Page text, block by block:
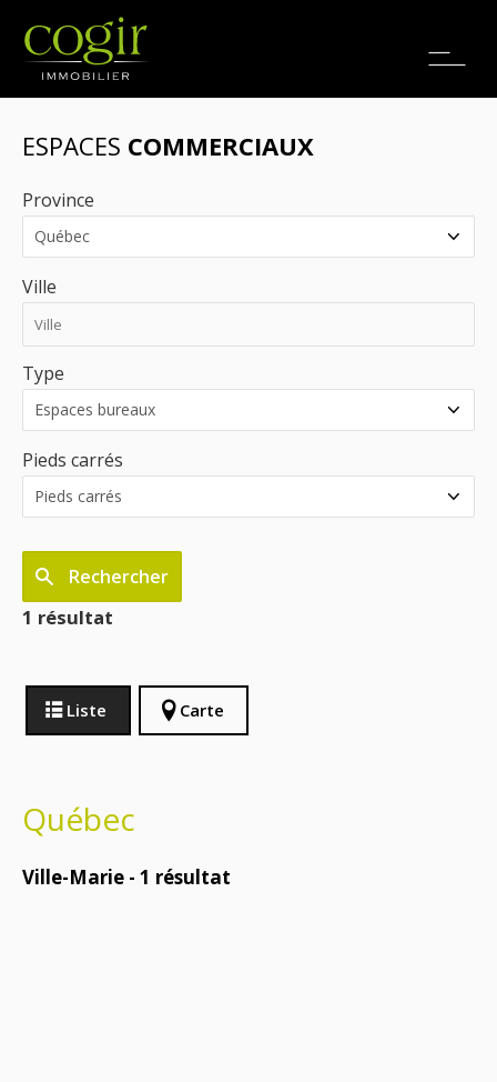
Emplois
ESPACES COMMERCIAUX
Province
Ville
Type
Pieds carrés
Rechercher
1 résultat
Liste Carte
Québec
Ville-Marie - 1 résultat